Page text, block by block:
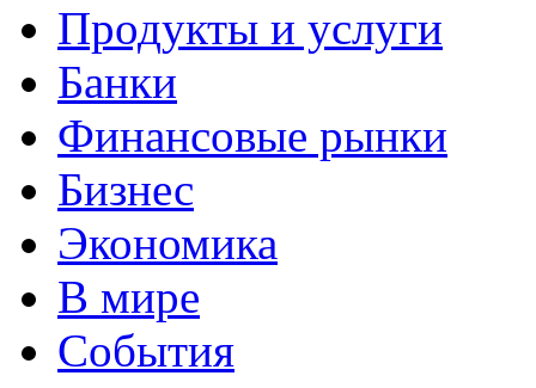
Продукты и услуги
Банки
Финансовые рынки
Бизнес
Экономика
В мире
События